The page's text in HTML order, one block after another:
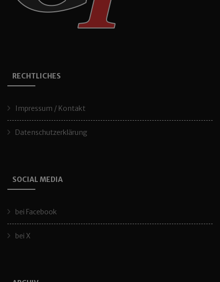
RECHTLICHES
Impressum / Kontakt
Datenschutzerklärung
SOCIAL MEDIA
bei Facebook
bei X